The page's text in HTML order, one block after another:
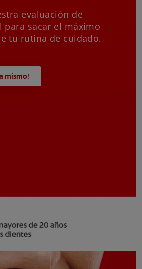
evaluación de
para sacar el máximo
tu rutina de cuidado.
mismo!